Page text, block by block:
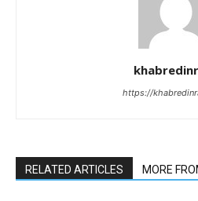
https://
RELATED ARTICLES MORE